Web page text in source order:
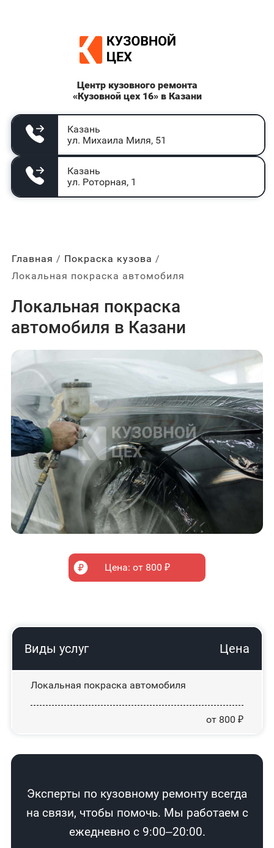
Центр кузовного ремонта
«Кузовной цех 16» в Казани
Казань
ул. Михаила Миля, 51
Казань
ул. Роторная, 1
Главная
Покраска кузова
Локальная покраска автомобиля
Локальная покраска
автомобиля в Казани
Цена: от 800 ₽
Виды услуг Цена
Локальная покраска автомобиля
от 800 ₽
Эксперты по кузовному ремонту всегда
на связи, чтобы помочь. Мы работаем с
ежедневно с 9:00–20:00.